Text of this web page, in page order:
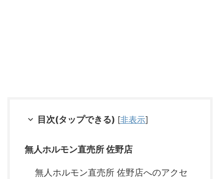
目次(タップできる) [非表示]
無人ホルモン直売所 佐野店
無人ホルモン直売所 佐野店へのアクセ